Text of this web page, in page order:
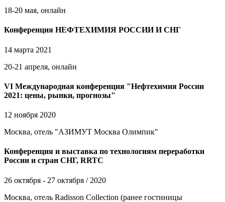
18-20 мая, онлайн
Конференция НЕФТЕХИМИЯ РОССИИ И СНГ
14 марта 2021
20-21 апреля, онлайн
VI Международная конференция "Нефтехимия России
2021: цены, рынки, прогнозы"
12 ноября 2020
Москва, отель "АЗИМУТ Москва Олимпик"
Конференция и выставка по технологиям переработки
России и стран СНГ, RRTC
26 октября - 27 октября / 2020
Москва, отель Radisson Collection (ранее гостиницы